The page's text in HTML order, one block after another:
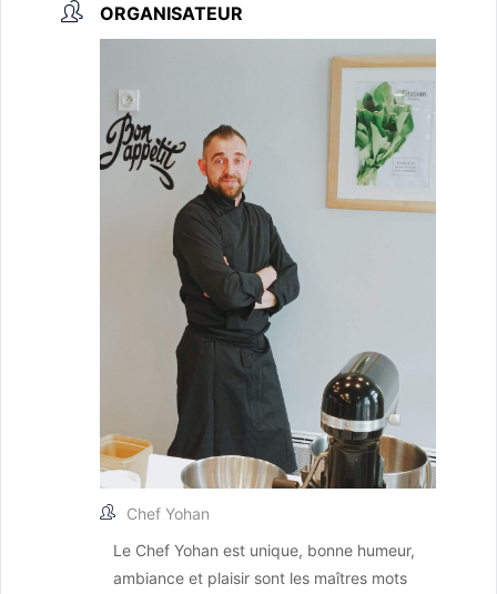
ORGANISATEUR
Chef Yohan
Le Chef Yohan est unique, bonne humeur,
ambiance et plaisir sont les maîtres mots